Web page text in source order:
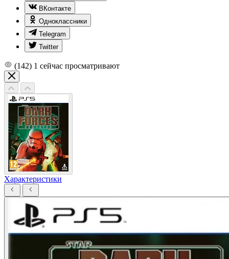
ВКонтакте
Одноклассники
Telegram
Twitter
(142) 1 сейчас просматривают
Характеристики